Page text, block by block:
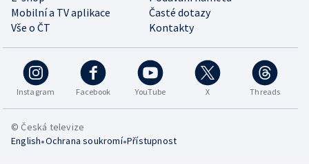
Mobilní a TV aplikace
Časté dotazy
Vše o ČT
Kontakty
Instagram Facebook YouTube X Threads
© Česká televize
English•Ochrana soukromí•Přístupnost